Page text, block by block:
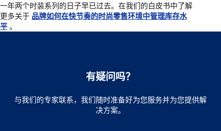
一年两个时装系列的日子早已过去。在我们的白皮书中了解
更多关于 品牌如何在快节奏的时尚零售环境中管理库存水
平 。
有疑问吗？
与我们的专家联系，我们随时准备好为您服务并为您提供解
决方案。